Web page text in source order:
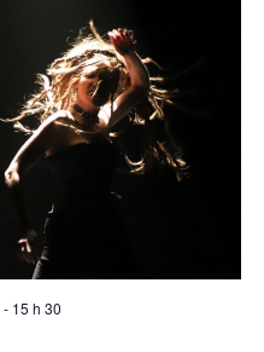
- 15 h 30